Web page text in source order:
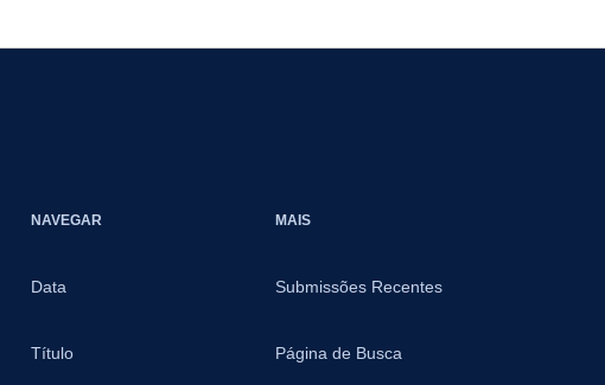
NAVEGAR
Data
Título
MAIS
Submissões Recentes
Página de Busca